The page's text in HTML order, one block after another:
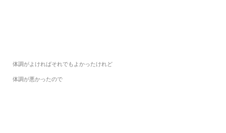
体調がよければそれでもよかったけれど
体調が悪かったので